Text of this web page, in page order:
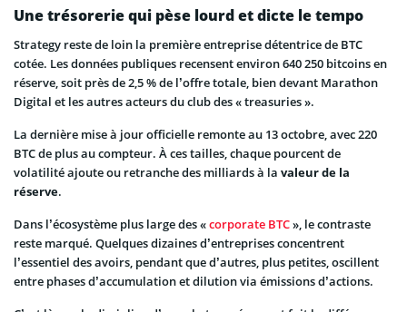
Une trésorerie qui pèse lourd et dicte le tempo
Strategy reste de loin la première entreprise détentrice de BTC
cotée. Les données publiques recensent environ 640 250 bitcoins en
réserve, soit près de 2,5 % de l’offre totale, bien devant Marathon
Digital et les autres acteurs du club des « treasuries ».
La dernière mise à jour officielle remonte au 13 octobre, avec 220
BTC de plus au compteur. À ces tailles, chaque pourcent de
volatilité ajoute ou retranche des milliards à la valeur de la
réserve.
Dans l’écosystème plus large des «corporate BTC», le contraste
reste marqué. Quelques dizaines d’entreprises concentrent
l’essentiel des avoirs, pendant que d’autres, plus petites, oscillent
entre phases d’accumulation et dilution via émissions d’actions.